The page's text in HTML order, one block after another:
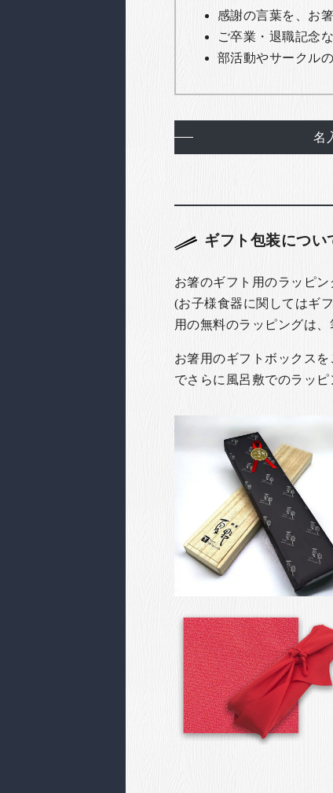
感謝の言葉を、お
ご卒業・退職記念
部活動やサークル
名
ギフト包装につい
お箸のギフト用のラッピ
(お子様食器に関してはギ
用の無料のラッピングは
お箸用のギフトボックス
でさらに風呂敷でのラッ